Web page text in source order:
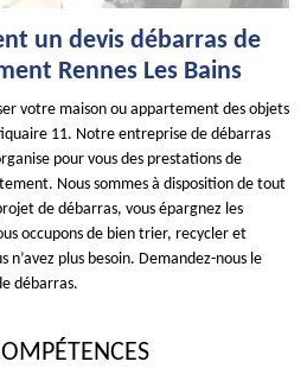
un devis débarras de
Rennes Les Bains
votre maison ou appartement des objets
11. Notre entreprise de débarras
pour vous des prestations de
Nous sommes à disposition de tout
de débarras, vous épargnez les
occupons de bien trier, recycler et
n’avez plus besoin. Demandez-nous le
débarras.